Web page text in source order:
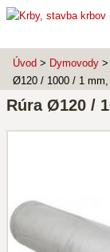
Úvod > Dymovody >
Ø120 / 1000 / 1
Rúra Ø120 /